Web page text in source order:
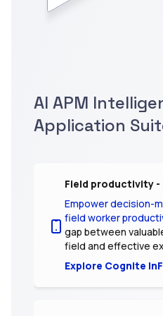
AI APM
Application
Field productivity -
Empower decision-
field worker
gap between
field and effective
Explore Cognite